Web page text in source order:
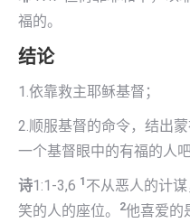
福的。
结论
1.依靠救主耶稣基督；
2.顺服基督的命令，结出
一个基督眼中的有福的人吧
诗1:1-3,6 1 不从恶人的计
笑的人的座位。
2他喜爱的